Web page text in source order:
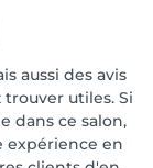
aussi des avis
utiles. Si
dans ce salon,
expérience en